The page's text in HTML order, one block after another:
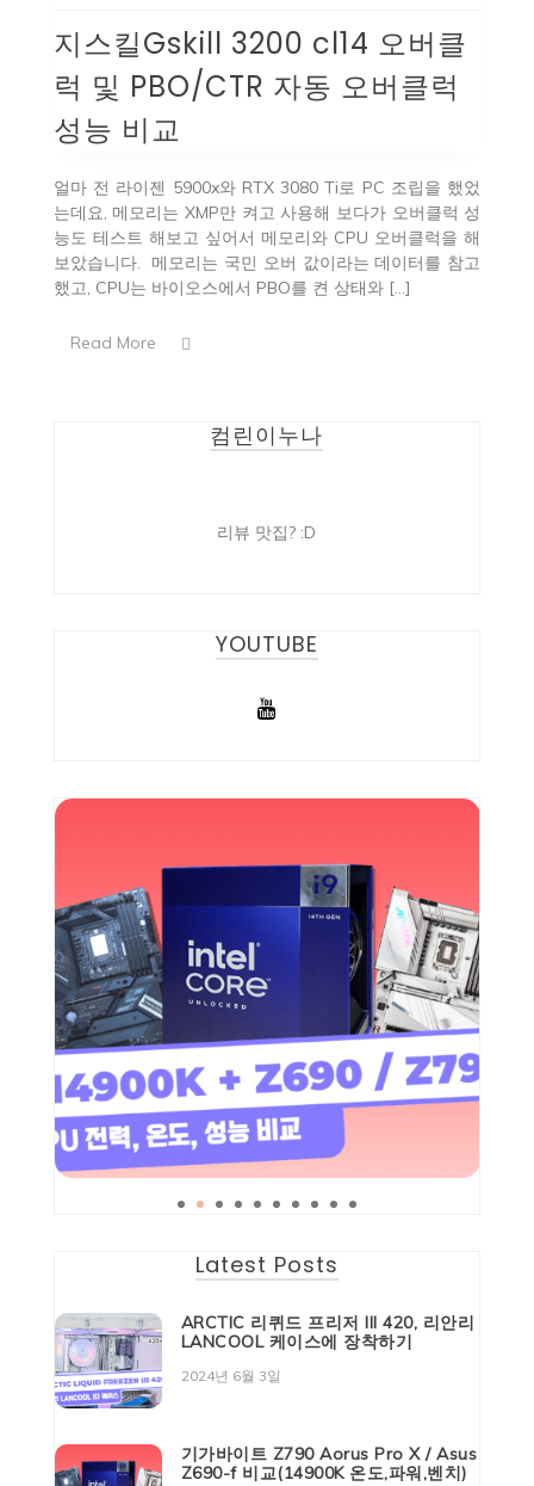
지스킬Gskill 3200 cl14 오버클
럭 및 PBO/CTR 자동 오버클럭
성능 비교
얼마 전 라이젠 5900x와 RTX 3080 Ti로 PC 조립을 했었
는데요, 메모리는 XMP만 켜고 사용해 보다가 오버클럭 성
능도 테스트 해보고 싶어서 메모리와 CPU 오버클럭을 해
보았습니다. 메모리는 국민 오버 값이라는 데이터를 참고
했고, CPU는 바이오스에서 PBO를 켠 상태와 […]
Read More
컴린이누나
리뷰 맛집? :D
YOUTUBE
Latest Posts
ARCTIC 리퀴드 프리저 III 420, 리안리
LANCOOL 케이스에 장착하기
2024년 6월 3일
기가바이트 Z790 Aorus Pro X / Asus
Z690-f 비교(14900K 온도,파워,벤치)